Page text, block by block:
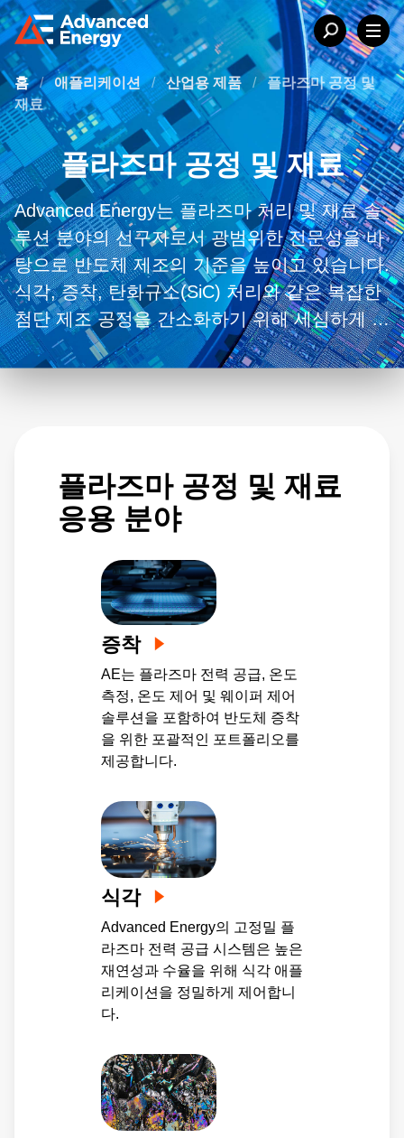
홈 / 애플리케이션 / 산업용 제품 /
플라즈마 공정 및
재료
플라즈마 공정 및 재료
Advanced Energy는 플라즈마 처리 및 재료 솔
루션 분야의 선구자로서 광범위한 전문성을 바
탕으로 반도체 제조의 기준을 높이고 있습니다.
식각, 증착, 탄화규소(SiC) 처리와 같은 복잡한
첨단 제조 공정을 간소화하기 위해 세심하게 제
작된 특수 제품을 제공합니다. 전원 공급 장치
및 매칭 네트워크의 정밀도와 신뢰성은 안정적
플라즈마 공정 및 재료
응용 분야
증착
AE는 플라즈마 전력 공급, 온도
측정, 온도 제어 및 웨이퍼 제어
솔루션을 포함하여 반도체 증착
을 위한 포괄적인 포트폴리오를
제공합니다.
식각
Advanced Energy의 고정밀 플
라즈마 전력 공급 시스템은 높은
재연성과 수율을 위해 식각 애플
리케이션을 정밀하게 제어합니
다.